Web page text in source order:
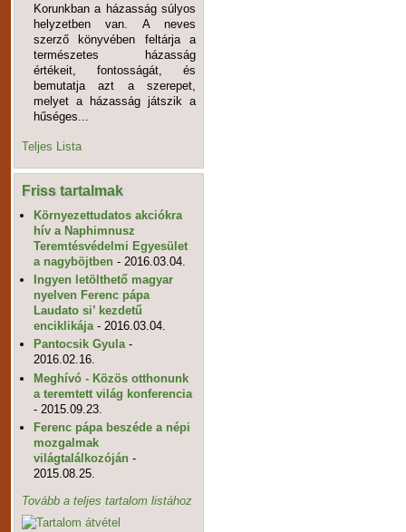
Korunkban a házasság súlyos
helyzetben van. A neves
szerző könyvében feltárja a
természetes házasság
értékeit, fontosságát, és
bemutatja azt a szerepet,
melyet a házasság játszik a
hűséges...
Teljes Lista
Friss tartalmak
Környezettudatos akciókra
hív a Naphimnusz
Teremtésvédelmi Egyesület
a nagyböjtben - 2016.03.04.
Ingyen letölthető magyar
nyelven Ferenc pápa
Laudato si’ kezdetű
enciklikája - 2016.03.04.
Pantocsik Gyula -
2016.02.16.
Meghívó - Közös otthonunk
a teremtett világ konferencia
- 2015.09.23.
Ferenc pápa beszéde a népi
mozgalmak
világtalálkozóján -
2015.08.25.
Tovább a teljes tartalom listához